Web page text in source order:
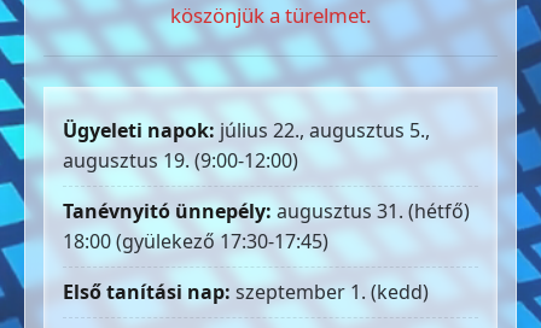
köszönjük a türelmet.
Ügyeleti napok: július 22., augusztus 5.,
augusztus 19. (9:00-12:00)
Tanévnyitó ünnepély: augusztus 31. (hétfő)
18:00 (gyülekező 17:30-17:45)
Első tanítási nap: szeptember 1. (kedd)